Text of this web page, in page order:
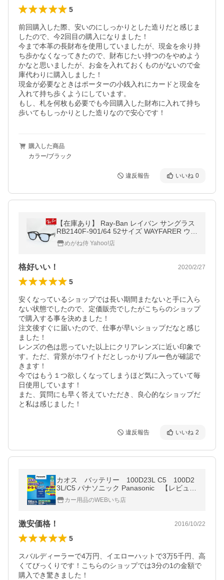
5
前回購入した際、安いのにしっかりとした造りだと感じま
したので、今2回目の購入になりました！
今まで本革の長財布を使用していましたが、現金を余り持
ち歩かなくなってきたので、財布じたい持つのをやめよう
かなと思いましたが、お金を入れておくものがないので金
庫代わりに購入しました！
現金が必要なときはポーターの小銭入れにカードと現金を
入れて持ち歩くようにしています。
もし、札を何枚も必要でも今回購入した財布に入れて持ち
歩いてもしっかりとした造りなので安心です！
購入した商品
カラー/ブラック
違反報告 いいね 0
【在庫あり】 Ray-Ban レイバン サングラス
RB2140F-901/64 52サイズ WAYFARER ウェ
イファーラー BLACK
めがね侍 Yahoo!店
格好いい！ 2020/2/27
5
安くなっているショップでは長い期間またないと手に入ら
ない状態でしたので、定価販売でしたがこちらのショップ
で購入する事を決めました！
注文後すぐに届いたので、仕事が早いショップだなと感じ
ました！
レンズの色は思っていた以上にクリアレンズに近い印象で
す。ただ、背景がホワイトだとしっかりブルー色が確認で
きます！
今ではもう１つ欲しくなってしまうほど気に入っていて毎
日使用しています！
また、質問にも早く答えていただき、良心的なショップだ
と私は感じました！
違反報告 いいね 2
カオス バッテリー 100D23L C5 100D2
3L/C5 パナソニック Panasonic 【レビュー
でバッテリー回収無料!!（沖縄/離島を除
く)】カー用品のWEBいち店
激安価格！ 2016/10/22
5
スバルディーラーで4万円、イエローハットで3万5千円、高
くてびっくりです！こちらのショップでは3分の1の金額で
購入でき驚きました！